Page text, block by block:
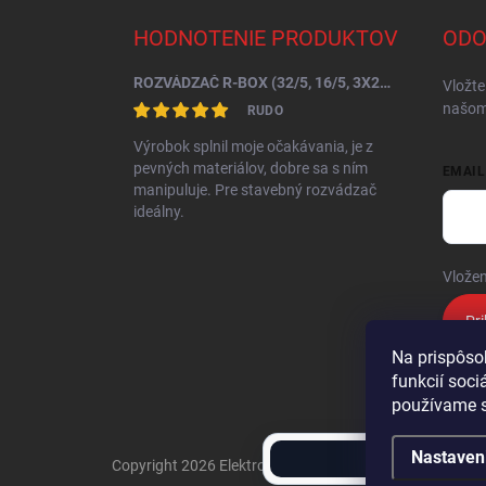
Na
funkcií
používame
HODNOTENIE PRODUKTOV
ROZVÁDZAČ R-BOX (32/5, 16/5, 3X250V) B.SLIM-10S-7BR
RUDO
Výrobok splnil moje očakávania, je z
pevných materiálov, dobre sa s ním
manipuluje. Pre stavebný rozvádzač
ideálny.
EMAIL
Copyright 2026 Elektroenergy . Všetky práva vyhradené.